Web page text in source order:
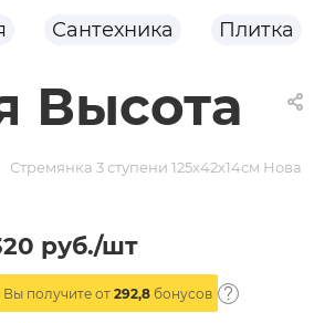
Сантехника Плитка
Высота
Стремянка 3 ступени 125х42х14см Новая
руб./шт
Вы получите от 292,8 бонусов